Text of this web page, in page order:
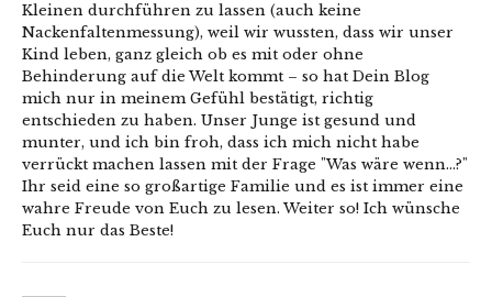
Kleinen durchführen zu lassen (auch keine
Nackenfaltenmessung), weil wir wussten, dass wir unser
Kind leben, ganz gleich ob es mit oder ohne
Behinderung auf die Welt kommt – so hat Dein Blog
mich nur in meinem Gefühl bestätigt, richtig
entschieden zu haben. Unser Junge ist gesund und
munter, und ich bin froh, dass ich mich nicht habe
verrückt machen lassen mit der Frage "Was wäre wenn…?"
Ihr seid eine so großartige Familie und es ist immer eine
wahre Freude von Euch zu lesen. Weiter so! Ich wünsche
Euch nur das Beste!